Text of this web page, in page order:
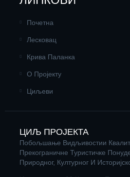
Почетна
Лесковац
Крива Паланка
О Пројекту
Циљеви
ЦИЉ ПРОЈЕКТА
Побољшање Видљивостии
Прекограничне Туристичке
Природног, Културног И